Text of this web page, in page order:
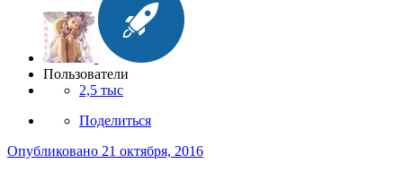
Пользователи
2,5 тыс
Поделиться
Опубликовано 21 октября, 2016